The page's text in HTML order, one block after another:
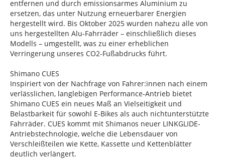
entfernen und durch emissionsarmes Aluminium zu
ersetzen, das unter Nutzung erneuerbarer Energien
hergestellt wird. Bis Oktober 2025 wurden nahezu alle von
uns hergestellten Alu-Fahrräder – einschließlich dieses
Modells – umgestellt, was zu einer erheblichen
Verringerung unseres CO2-Fußabdrucks führt.
Shimano CUES
Inspiriert von der Nachfrage von Fahrer:innen nach einem
verlässlichen, langlebigen Performance-Antrieb bietet
Shimano CUES ein neues Maß an Vielseitigkeit und
Belastbarkeit für sowohl E-Bikes als auch nichtunterstützte
Fahrräder. CUES kommt mit Shimanos neuer LINKGLIDE-
Antriebstechnologie, welche die Lebensdauer von
Verschleißteilen wie Kette, Kassette und Kettenblätter
deutlich verlängert.